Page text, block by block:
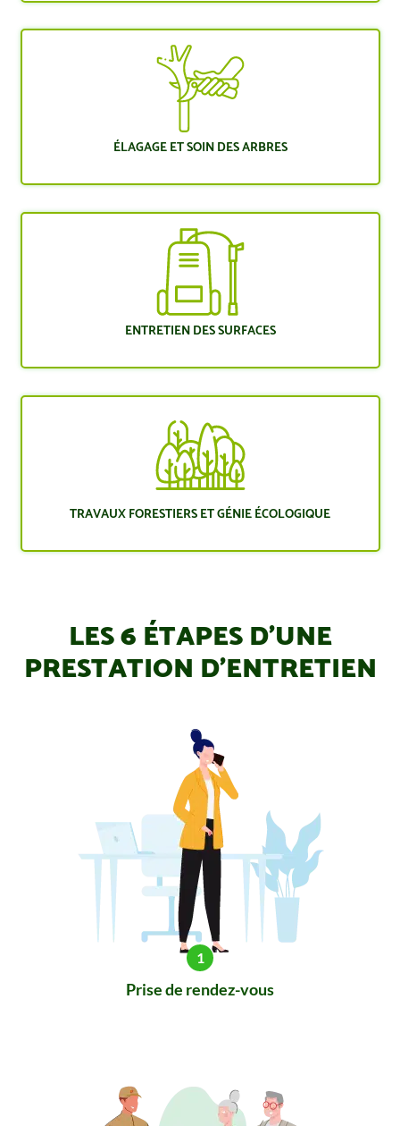
ÉLAGAGE ET SOIN DES ARBRES
ENTRETIEN DES SURFACES
TRAVAUX FORESTIERS ET GÉNIE ÉCOLOGIQUE
LES 6 ÉTAPES D’UNE
PRESTATION D’ENTRETIEN
Prise de rendez-vous